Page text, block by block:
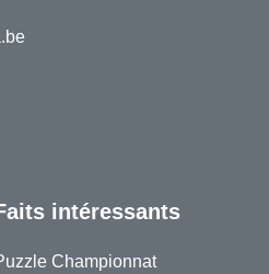
intéressants
Championnat